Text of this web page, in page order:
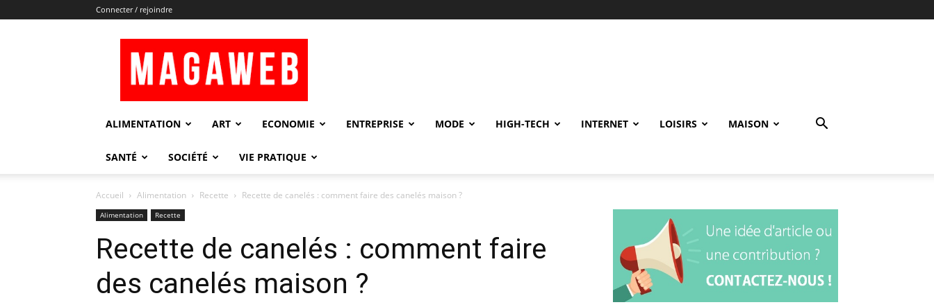
Connecter / rejoindre
ALIMENTATION ART ECONOMIE ENTREPRISE MODE HIGH-TECH INTERNET LOISIRS MAISON
SANTÉ SOCIÉTÉ VIE PRATIQUE
Accueil Alimentation Recette Recette de canelés : comment faire des canelés maison ?
Alimentation Recette
Recette de canelés : comment faire
des canelés maison ?